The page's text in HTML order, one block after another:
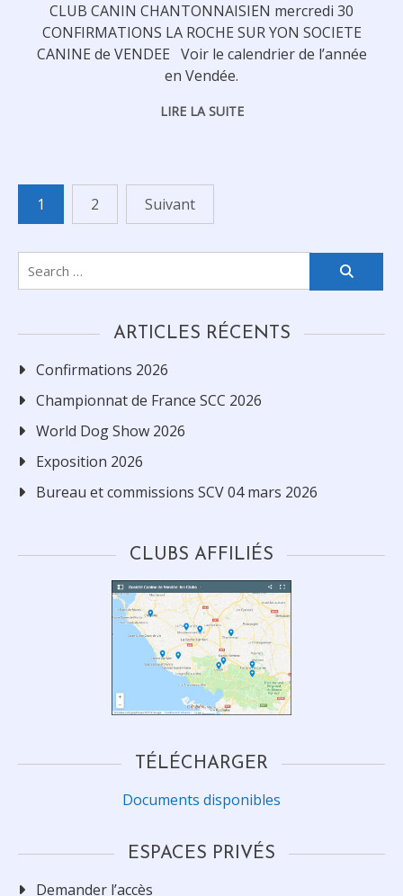
CLUB CANIN CHANTONNAISIEN mercredi 30
CONFIRMATIONS LA ROCHE SUR YON SOCIETE
CANINE de VENDEE Voir le calendrier de l’année
en Vendée.
LIRE LA SUITE
Navigation
des
articles
1 2 Suivant
Search
ARTICLES RÉCENTS
Confirmations 2026
Championnat de France SCC 2026
World Dog Show 2026
Exposition 2026
Bureau et commissions SCV 04 mars 2026
CLUBS AFFILIÉS
TÉLÉCHARGER
Documents disponibles
ESPACES PRIVÉS
Demander l’accès